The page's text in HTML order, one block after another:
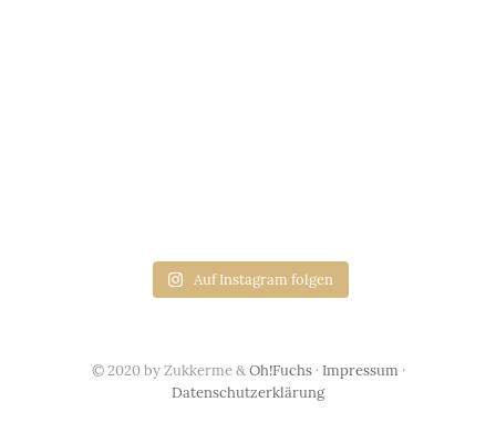
Auf Instagram folgen
© 2020 by Zukkerme &Oh!Fuchs· Impressum ·
Datenschutzerklärung